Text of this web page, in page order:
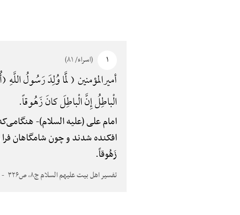
۱ (اسراء/ ۸۱)
أمیرالمؤمنین ( لَمَّا وُلِدَ رَسُولُ
الْباطِلُ إِنَّ الْباطِلَ کانَ زَهُوقاً.
امام علی (علیه السلام)-
افکنده شدند و چون شامگاهان
زَهُوقاً.
تفسیر اهل بیت علیهم السلام ج۸، ص۳۲۶